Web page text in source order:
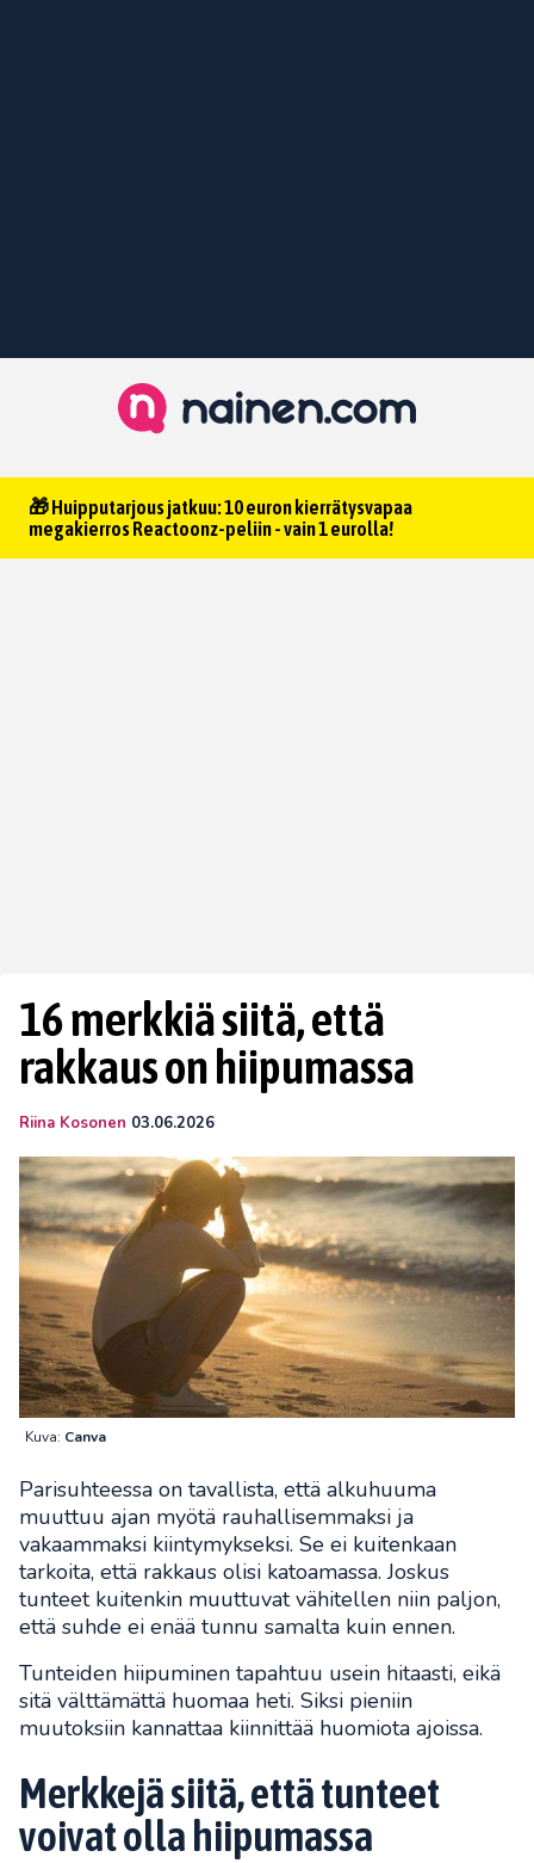
🎁 Huipputarjous jatkuu: 10 euron kierrätysvapaa
megakierros Reactoonz-peliin - vain 1 eurolla!
16 merkkiä siitä, että
rakkaus on hiipumassa
Riina Kosonen 03.06.2026
Kuva: Canva
Parisuhteessa on tavallista, että alkuhuuma
muuttuu ajan myötä rauhallisemmaksi ja
vakaammaksi kiintymykseksi. Se ei kuitenkaan
tarkoita, että rakkaus olisi katoamassa. Joskus
tunteet kuitenkin muuttuvat vähitellen niin paljon,
että suhde ei enää tunnu samalta kuin ennen.
Tunteiden hiipuminen tapahtuu usein hitaasti, eikä
sitä välttämättä huomaa heti. Siksi pieniin
muutoksiin kannattaa kiinnittää huomiota ajoissa.
Merkkejä siitä, että tunteet
voivat olla hiipumassa